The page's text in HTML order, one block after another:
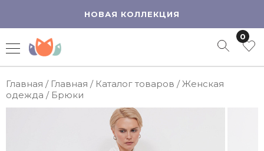
НОВАЯ КОЛЛЕКЦИЯ
0
Главная / Главная / Каталог товаров /Женская
одежда / Брюки